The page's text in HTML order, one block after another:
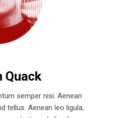
Quack
semper nisi. Aenean
tellus. Aenean leo ligula,